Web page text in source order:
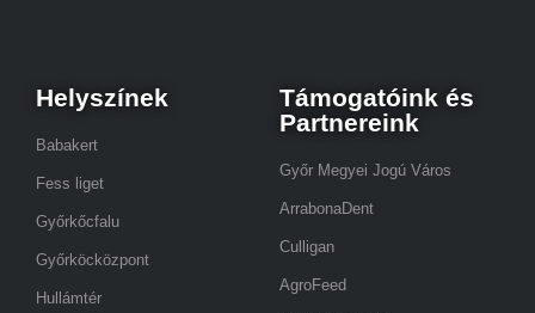
Helyszínek
Babakert
Fess liget
Győrkőcfalu
Győrköcközpont
Hullámtér
Támogatóink és
Partnereink
Győr Megyei Jogú Város
ArrabonaDent
Culligan
AgroFeed